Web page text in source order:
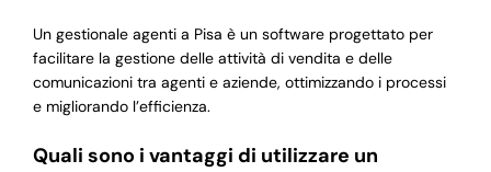
Un gestionale agenti a Pisa è un software progettato per
facilitare la gestione delle attività di vendita e delle
comunicazioni tra agenti e aziende, ottimizzando i processi
e migliorando l’efficienza.
Quali sono i vantaggi di utilizzare un